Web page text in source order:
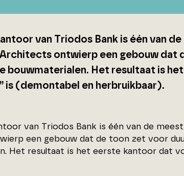
van Triodos Bank is één van
Architects ontwierp een gebouw
bouwmaterialen. Het resultaat is
is (demontabel en herbruikbaar).
van Triodos Bank is één van de
een gebouw dat de toon zet voor
Het resultaat is het eerste kantoor dat